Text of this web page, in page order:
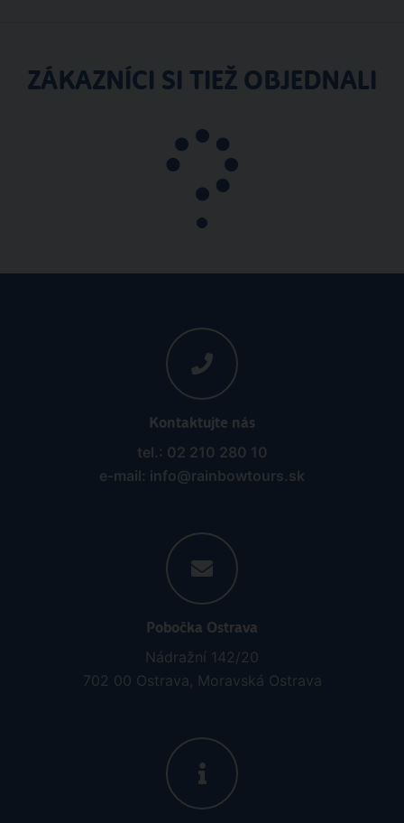
ZÁKAZNÍCI SI TIEŽ OBJEDNALI
Kontaktujte nás
tel.: 02 210 280 10
e-mail: info@rainbowtours.sk
Pobočka Ostrava
Nádražní 142/20
702 00 Ostrava, Moravská Ostrava